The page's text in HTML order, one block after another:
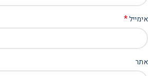
אימייל*
אתר